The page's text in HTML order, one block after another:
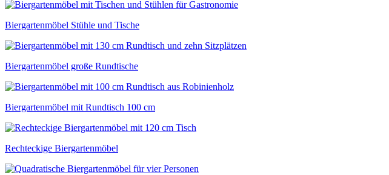
Biergartenmöbel Stühle und Tische
Biergartenmöbel große Rundtische
Biergartenmöbel mit Rundtisch 100 cm
Rechteckige Biergartenmöbel